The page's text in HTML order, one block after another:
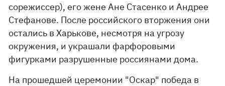
сорежиссер), его жене Ане Стасенко и Андрее
Стефанове. После российского вторжения они
остались в Харькове, несмотря на угрозу
окружения, и украшали фарфоровыми
фигурками разрушенные россиянами дома.
На прошедшей церемонии "Оскар" победа в